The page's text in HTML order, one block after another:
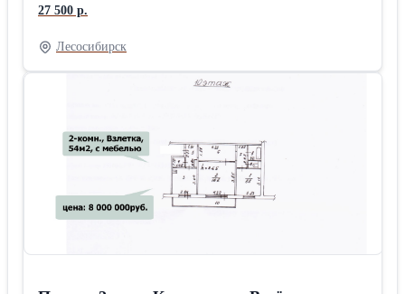
документы, ФГИС-ЛК Оплата без НДС. Отгрузка из
Лесосибирск. 896.3782.30.07
27 500 р.
Лесосибирск